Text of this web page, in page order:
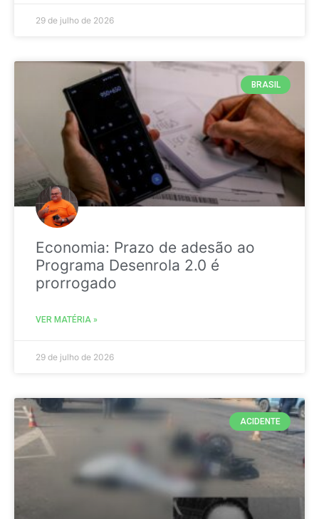
29 de julho de 2026
BRASIL
Economia: Prazo de adesão ao
Programa Desenrola 2.0 é
prorrogado
VER MATÉRIA »
29 de julho de 2026
ACIDENTE